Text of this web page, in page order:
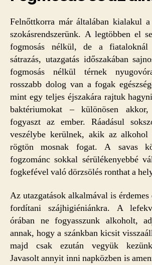
Felnőttkorra már általában kialakul
szokásrendszerünk. A legtöbben el
fogmosás nélkül, de a fiataloknál
sátrazás, utazgatás időszakában
fogmosás nélkül térnek
rosszabb dolog van a fogak
mint egy teljes éjszakára rajtuk
baktériumokat – különösen
fogyaszt az ember. Ráadásul
veszélybe kerülnek, akik az alkohol
rögtön mosnak fogat. A savas
fogzománc sokkal sérülékenyebbé
fogkefével való dörzsölés ronthat a
Az utazgatások alkalmával is
fordítani szájhigiéniánkra. A
órában ne fogyasszunk alkoholt,
annak, hogy a szánkban kicsit
majd csak ezután vegyük
Javasolt annyit inni napközben is